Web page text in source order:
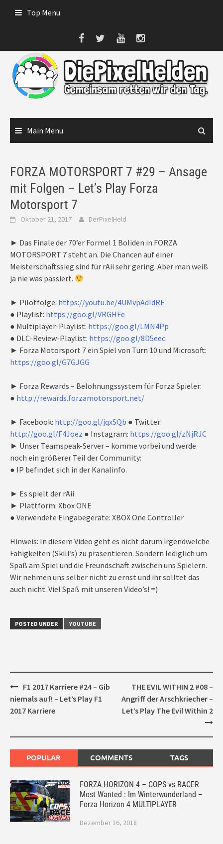
Top Menu
Main Menu
FORZA MOTORSPORT 7 #29 – Ansage
mit Folgen – Let’s Play Forza
Motorsport 7
Oktober 21, 2017 DerPixelHeld
► Das Finale der 70’er Formel 1 Boliden in FORZA
MOTORSPORT 7 steht an. Die Chancen auf einer
Meisterschaftssieg sind für rAii sehr gering. Aber man weiß
ja nie was passiert.
► Pilotfolge: https://youtu.be/4UMvpAdldRE
● Playlist: https://goo.gl/VRGHFe
● Multiplayer-Playlist: https://goo.gl/LMN4Pp
● DLC-Review-Playlist: https://goo.gl/8D5eec
► Forza Motorsport 7 ein Spiel von Turn 10 und Microsoft:
https://goo.gl/G7GJGG
► Forza Rewards – Belohnungssystem für Forza Spieler:
● http://rewards.forzamotorsport.net/
► Facebook: http://goo.gl/jqxSQb ● Twitter:
http://goo.gl/F4Joez ● Instagram: https://goo.gl/zNjRJC
► Unser Teamspeak-Server – komme vorbei und werde
noch ein größerer Teil der Community:
● IP befindet sich in der Kanalinfo.
► Es spielt der rAii
► Plattform: Xbox ONE
● Verwendete Eingabegeräte: XBOX One Controller
Hinweis: In diesem Video geht es nicht darum irgendwelche
Fähigkeiten (Skill’s) zu präsentieren. Sondern lediglich um
Spaß am Spiel und die Freundschaft zwischen uns Spielern.
Wir nehmen uns selber nicht zu ernst und ihr solltet das
auch nicht. Viel Spaß mit unseren Video’s! =)
POSTED UNDER YOUTUBE
Post
navigation
F1 2017 Karriere #24 – Gib
niemals auf! – Let’s Play F1
2017 Karriere
THE EVIL WITHIN 2 #08 –
Angriff der Arschkriecher –
Let’s Play The Evil Within 2
POPULAR COMMENTS TAGS
FORZA HORIZON 4 – COPS vs RACER
Most Wanted : Im Winterwunderland –
Forza Horizon 4 MULTIPLAYER
Dezember 16, 2018